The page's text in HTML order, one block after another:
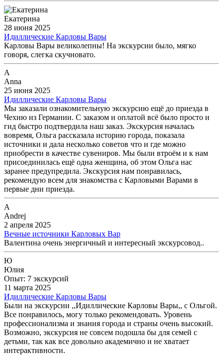
Екатерина
28 июня 2025
Идиллические Карловы Вары
Карловы Вары великолепны! На экскурсии было, мягко
говоря, слегка скучновато.
A
Anna
25 июня 2025
Идиллические Карловы Вары
Мы заказали ознакомительную экскурсию ещё до приезда в
Чехию из Германии. С заказом и оплатой всё было просто и
гид быстро подтвердила наш заказ. Экскурсия началась
вовремя, Ольга рассказала историю города, показала
источники и дала несколько советов что и где можно
приобрести в качестве сувениров. Мы были втроём и к нам
присоединилась ещё одна женщина, об этом Ольга нас
заранее предупредила. Экскурсия нам понравилась,
рекомендую всем для знакомства с Карловыми Варами в
первые дни приезда.
A
Andrej
2 апреля 2025
Вечные источники Карловых Вар
Валентина очень энергичный и интересный экскурсовод..
Ю
Юлия
Опыт: 7 экскурсий
11 марта 2025
Идиллические Карловы Вары
Были на экскурсии ,,Идиллические Карловы Вары,, с Ольгой.
Все понравилось, могу только рекомендовать. Уровень
профессионализма и знания города и страны очень высокий.
Возможно, экскурсия не совсем подошла бы для семей с
детьми, так как все довольно академично и не хватает
интерактивности.